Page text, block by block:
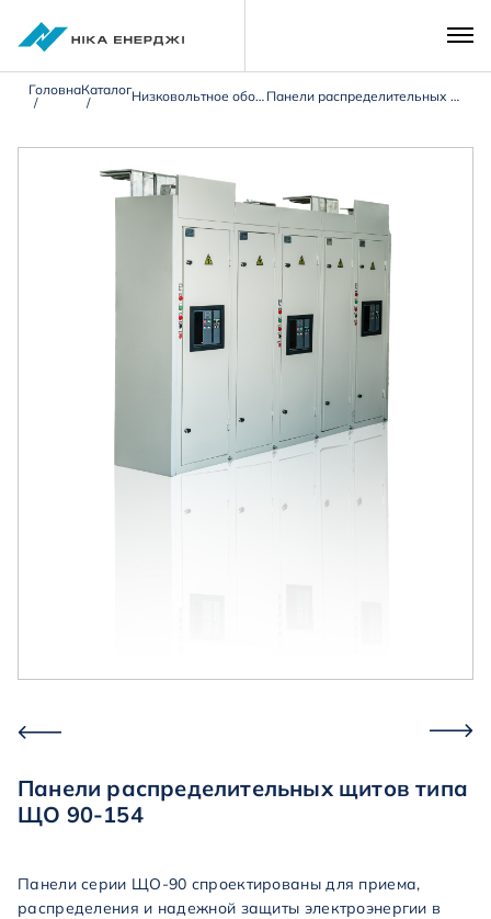
ГоловнаКаталог Низковольтное оборудование 0,4кВ Панели распределительных щитов типа ЩО-90/ЩО-70
Панели распределительных щитов типа
ЩО 90-154
Панели серии ЩО-90 спроектированы для приема,
распределения и надежной защиты электроэнергии в